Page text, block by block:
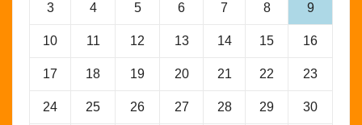
3 4 5 6 7 8 9
10 11 12 13 14 15 16
17 18 19 20 21 22 23
24 25 26 27 28 29 30